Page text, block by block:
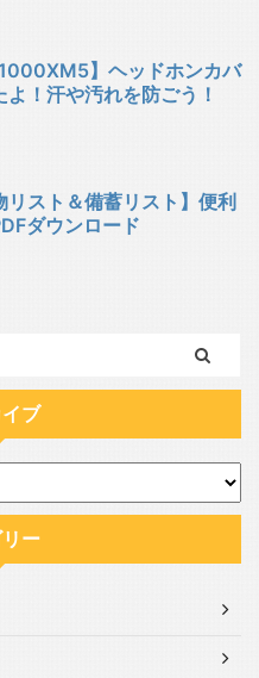
1000XM5】ヘッドホンカバ
！汗や汚れを防ごう！
リスト＆備蓄リスト】便利
ダウンロード
ブ
ー